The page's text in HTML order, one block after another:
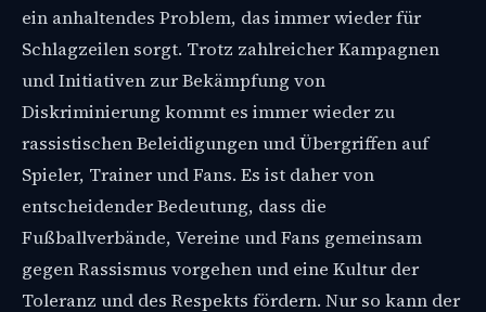
ein anhaltendes Problem, das immer wieder für
Schlagzeilen sorgt. Trotz zahlreicher Kampagnen
und Initiativen zur Bekämpfung von
Diskriminierung kommt es immer wieder zu
rassistischen Beleidigungen und Übergriffen auf
Spieler, Trainer und Fans. Es ist daher von
entscheidender Bedeutung, dass die
Fußballverbände, Vereine und Fans gemeinsam
gegen Rassismus vorgehen und eine Kultur der
Toleranz und des Respekts fördern. Nur so kann der